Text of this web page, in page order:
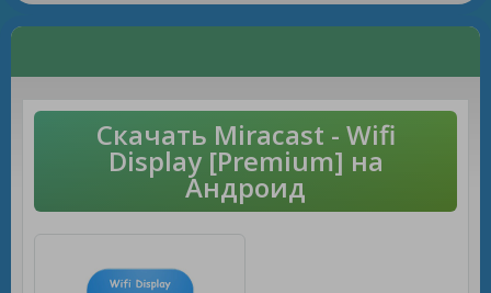
Скачать Miracast - Wifi
Display [Premium] на
Андроид